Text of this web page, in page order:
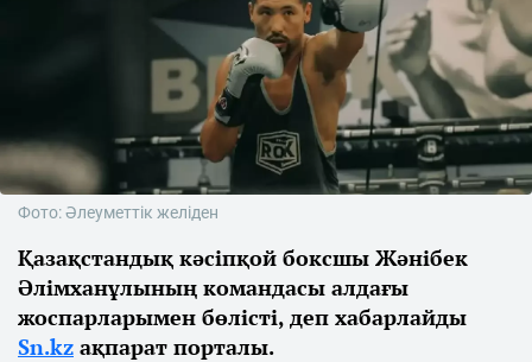
Фото: Әлеуметтік желіден
Қазақстандық кәсіпқой боксшы Жәнібек
Әлімханұлының командасы алдағы
жоспарларымен бөлісті, деп хабарлайды
Sn.kz ақпарат порталы.